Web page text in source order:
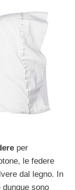
per
le federe
dal legno. In
sono